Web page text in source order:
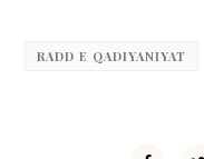
RADD E QADIYANIYAT